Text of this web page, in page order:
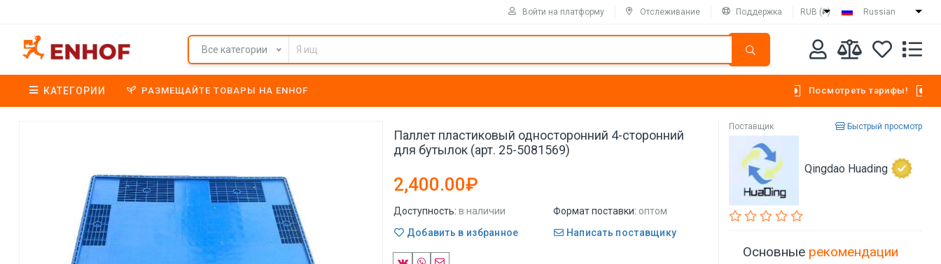
Войти на платформу Отслеживание Поддержка RUB (₽) Russian
Все категории
КАТЕГОРИИ РАЗМЕЩАЙТЕ ТОВАРЫ НА ENHOF Посмотреть тарифы!
Паллет пластиковый односторонний 4-сторонний
для бутылок (арт. 25-5081569)
2,400.00₽
Доступность: в наличии Формат поставки: оптом
Добавить в избранное
Написать поставщику
Поставщик Быстрый просмотр
Qingdao Huading
Основные рекомендации